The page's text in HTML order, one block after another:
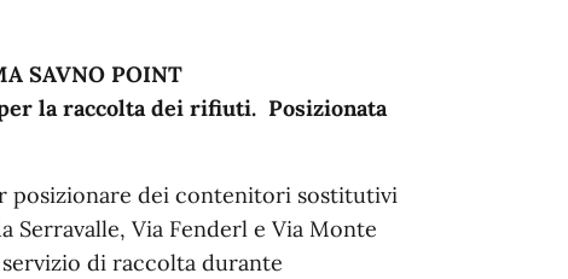
SAVNO POINT
la raccolta dei rifiuti. Posizionata
posizionare dei contenitori sostitutivi
Serravalle, Via Fenderl e Via Monte
di raccolta durante